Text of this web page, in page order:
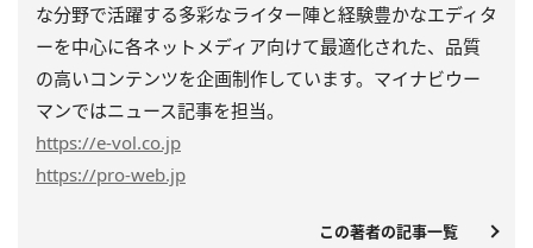
な分野で活躍する多彩なライター陣と経験豊かなエディタ
ーを中心に各ネットメディア向けて最適化された、品質
の高いコンテンツを企画制作しています。マイナビウー
マンではニュース記事を担当。
https://e-vol.co.jp
https://pro-web.jp
この著者の記事一覧